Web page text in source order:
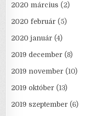
2020 március (2)
2020 február (5)
2020 január (4)
2019 december (8)
2019 november (10)
2019 október (13)
2019 szeptember (6)